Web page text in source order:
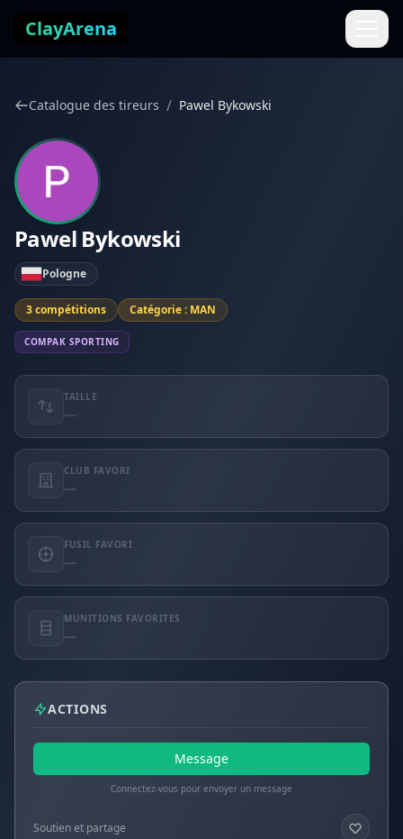
ClayArena
Catalogue des tireurs / Pawel Bykowski
Pawel Bykowski
Pologne
3 compétitions Catégorie : MAN
COMPAK SPORTING
TAILLE
—
CLUB FAVORI
—
FUSIL FAVORI
—
MUNITIONS FAVORITES
—
ACTIONS
Message
Connectez-vous pour envoyer un message
Soutien et partage